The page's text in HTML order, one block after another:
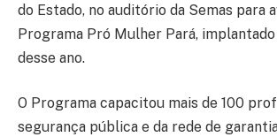
do Estado, no auditório da Semas para
Programa Pró Mulher Pará,
desse ano.
O Programa capacitou mais de 100
segurança pública e da rede de